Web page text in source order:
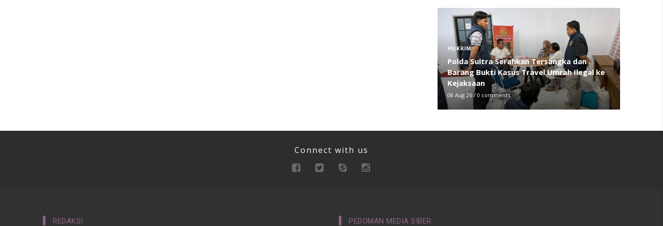
HUKRIM
Polda Sultra Serahkan Tersangka dan
Barang Bukti Kasus Travel Umrah Ilegal ke
Kejaksaan
08 Aug 26/ 0 comments
Connect with us
REDAKSI PEDOMAN MEDIA SIBER